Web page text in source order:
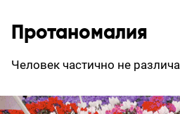
Протаномалия
Человек частично не